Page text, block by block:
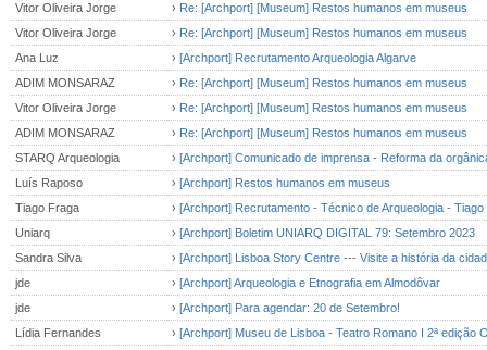
Vitor Oliveira Jorge
› Re: [Archport] [Museum] Restos humanos em museus
Vitor Oliveira Jorge
› Re: [Archport] [Museum] Restos humanos em museus
Ana Luz
› [Archport] Recrutamento Arqueologia Algarve
ADIM MONSARAZ
› Re: [Archport] [Museum] Restos humanos em museus
Vitor Oliveira Jorge
› Re: [Archport] [Museum] Restos humanos em museus
ADIM MONSARAZ
› Re: [Archport] [Museum] Restos humanos em museus
STARQ Arqueologia
› [Archport] Comunicado de imprensa - Reforma da
Luís Raposo
› [Archport] Restos humanos em museus
Tiago Fraga
› [Archport] Recrutamento - Técnico de Arqueologia - Tiago
Uniarq
› [Archport] Boletim UNIARQ DIGITAL 79: Setembro 2023
Sandra Silva
› [Archport] Lisboa Story Centre --- Visite a história da
jde
› [Archport] Arqueologia e Etnografia em Almodôvar
jde
› [Archport] Para agendar: 20 de Setembro!
Lídia Fernandes
› [Archport] Museu de Lisboa - Teatro Romano I 2ª edição